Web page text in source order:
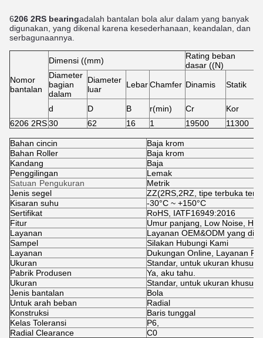
6206 2RS bearingadalah bantalan bola alur dalam yang banyak
digunakan, yang dikenal karena kesederhanaan, keandalan, dan
serbagunaannya.
Nomor
bantalan
Dimensi ((mm)
Rating beban
dasar ((N)
Diameter
bagian
dalam
Diameter
luar
LebarChamfer Dinamis Statik
d D B r(min) Cr Kor
6206 2RS30 62 16 1 19500 11300
Bahan cincin
Baja krom
Bahan Roller
Baja krom
Kandang
Baja
Penggilingan
Lemak
Satuan Pengukuran
Metrik
Jenis segel
ZZ(2RS 2RZ, tipe terbuka
Kisaran suhu
-30°C ~ +150°C
Sertifikat
RoHS, IATF16949:2016
Fitur
Umur panjang, Low Noise,
Layanan
Layanan OEM&ODM yang
Sampel
Silakan Hubungi Kami
Layanan
Dukungan Online, Layanan
Ukuran
Standar, untuk ukuran
Pabrik Produsen
Ya, aku tahu.
Ukuran
Standar, untuk ukuran
Jenis bantalan
Bola
Untuk arah beban
Radial
Konstruksi
Baris tunggal
Kelas Toleransi
P6,
Radial Clearance
C0